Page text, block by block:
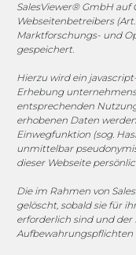
SalesViewer® GmbH
Webseitenbetreibers
Marktforschungs- und
gespeichert.
Hierzu wird ein
Erhebung
entsprechenden
erhobenen Daten
Einwegfunktion (sog.
unmittelbar
dieser Webseite
Die im Rahmen von
gelöscht, sobald sie für
erforderlich sind und der
Aufbewahrungspflichten
1. FC Monheim
© 2025
MEGASOFT® IT
Aktualität,